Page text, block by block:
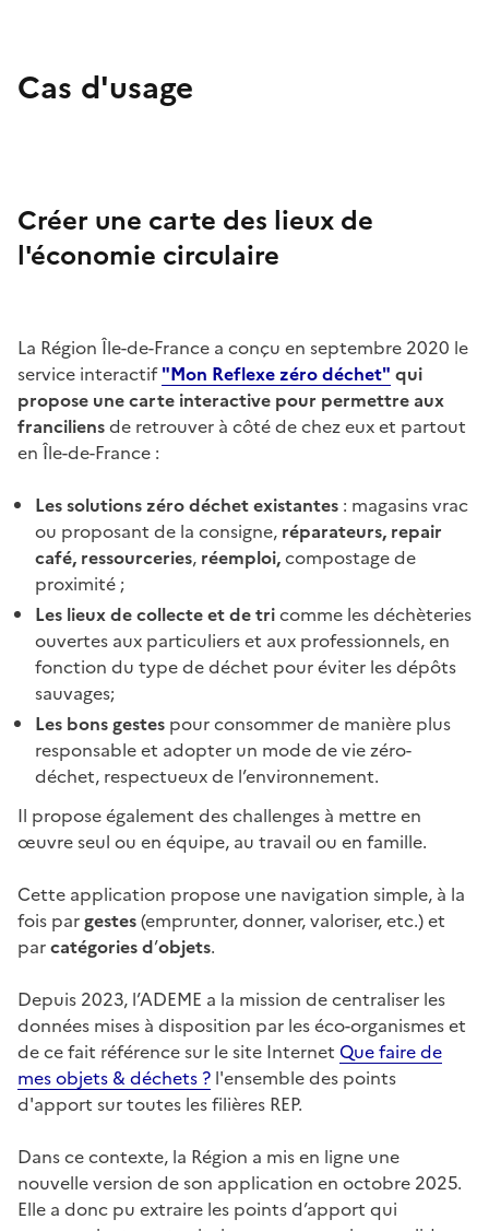
Cas d'usage
Créer une carte des lieux de
l'économie circulaire
La Région Île-de-France a conçu en septembre 2020 le
service interactif"Mon Reflexe zéro déchet" qui
propose une carte interactive pour permettre aux
franciliensde retrouver à côté de chez eux et partout
en Île-de-France :
Les solutions zéro déchet existantes : magasins vrac
ou proposant de la consigne, réparateurs, repair
café, ressourceries, réemploi,compostage de
proximité ;
Les lieux de collecte et de tricomme les déchèteries
ouvertes aux particuliers et aux professionnels, en
fonction du type de déchet pour éviter les dépôts
sauvages;
Les bons gestes pour consommer de manière plus
responsable et adopter un mode de vie zéro-
déchet, respectueux de l’environnement.
Il propose également des challenges à mettre en
œuvre seul ou en équipe, au travail ou en famille.
Cette application propose une navigation simple, à la
fois pargestes(emprunter, donner, valoriser, etc.) et
parcatégories d’objets.
Depuis 2023, l’ADEME a la mission de centraliser les
données mises à disposition par les éco-organismes et
de ce fait référence sur le site Internet Que faire de
mes objets & déchets ? l'ensemble des points
d'apport sur toutes les filières REP.
Dans ce contexte, la Région a mis en ligne une
nouvelle version de son application en octobre 2025.
Elle a donc pu extraire les points d’apport qui